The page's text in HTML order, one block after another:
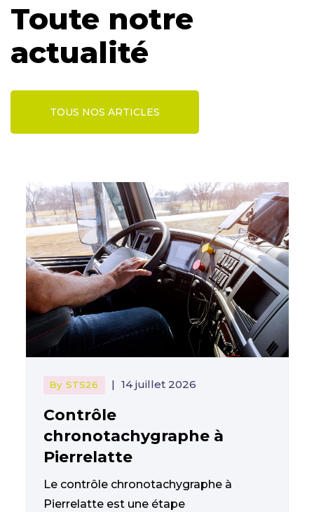
Toute notre
actualité
TOUS NOS ARTICLES
By STS26 | 14 juillet 2026
Contrôle
chronotachygraphe à
Pierrelatte
Le contrôle chronotachygraphe à
Pierrelatte est une étape